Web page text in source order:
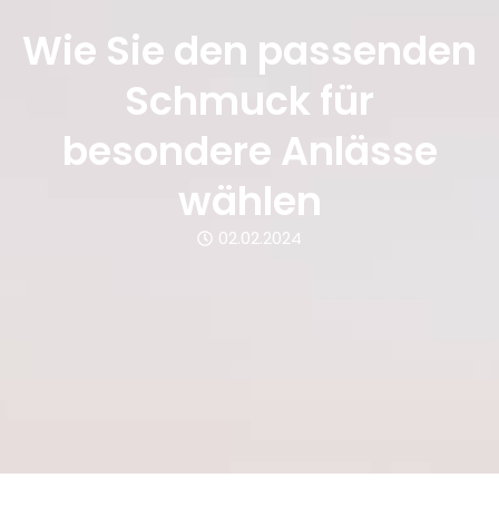
Wie Sie den passenden
Schmuck für
besondere Anlässe
wählen
02.02.2024